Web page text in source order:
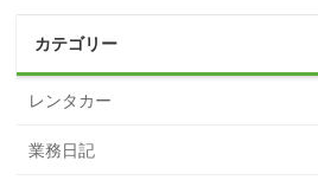
カテゴリー
レンタカー
業務日記